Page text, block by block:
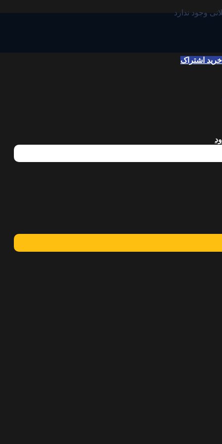
وجود ندارد
خرید اشتراک